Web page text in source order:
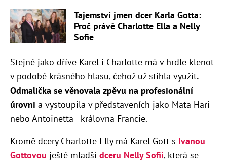
Tajemství jmen dcer Karla Gotta:
Proč právě Charlotte Ella a Nelly
Sofie
Stejně jako dříve Karel i Charlotte má v hrdle klenot
v podobě krásného hlasu, čehož už stihla využít.
Odmalička se věnovala zpěvu na profesionální
úrovni a vystoupila v představeních jako Mata Hari
nebo Antoinetta - královna Francie.
Kromě dcery Charlotte Elly má Karel Gott s Ivanou
Gottovou ještě mladší dceru Nelly Sofii, která se